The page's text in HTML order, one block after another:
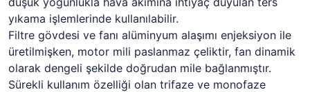
yıkama işlemlerinde kullanılabilir.
Filtre gövdesi ve fanı alüminyum alaşımı enjeksiyon ile
üretilmişken, motor mili paslanmaz çeliktir, fan dinamik
olarak dengeli şekilde doğrudan mile bağlanmıştır.
Sürekli kullanım özelliği olan trifaze ve monofaze